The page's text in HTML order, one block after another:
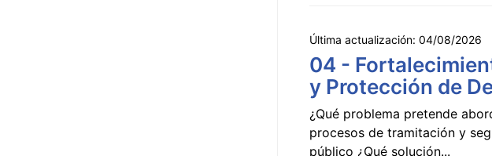
Última actualización: 04/08/2026
04 -
y Protección de
¿Qué problema pretende
procesos de tramitación y
público ¿Qué solución...